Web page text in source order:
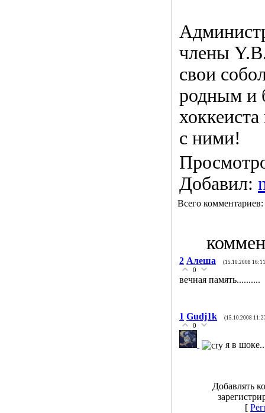
члены
свои
родным и
с ними!
Добавил:
Всего
2 Алеша (15.10.2008
0
вечная память..........
1 Gudj1k (15.10.2008
0
я в
Добавлять
[